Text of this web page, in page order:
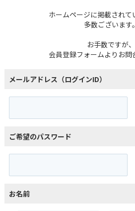
ホームページに掲載されて
多数ございます。
お手数ですが、
会員登録フォームよりお問
メールアドレス（ログインID）
ご希望のパスワード
お名前